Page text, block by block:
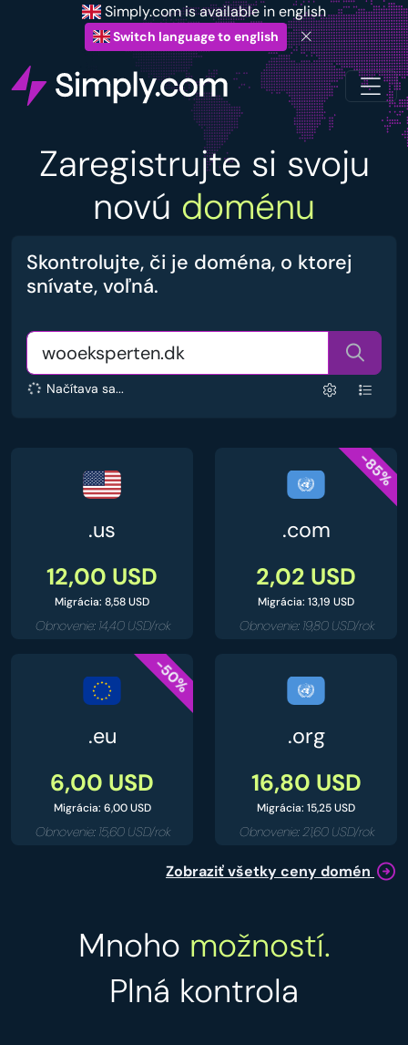
Simply.com is available in english
Switch language to english
Zaregistrujte si svoju
novú doménu
Skontrolujte, či je doména, o ktorej
snívate, voľná.
Načítava sa...
.us
12,00 USD
Migrácia: 8,58 USD
Obnovenie: 14,40 USD/rok
-85%
.com
2,02 USD
Migrácia: 13,19 USD
Obnovenie: 19,80 USD/rok
-50%
.eu
6,00 USD
Migrácia: 6,00 USD
Obnovenie: 15,60 USD/rok
.org
16,80 USD
Migrácia: 15,25 USD
Obnovenie: 21,60 USD/rok
Zobraziť všetky ceny domén
Mnoho možností.
Plná kontrola